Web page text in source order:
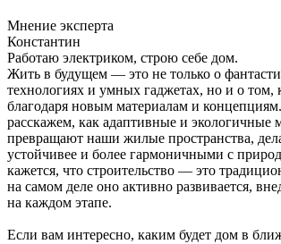
Мнение эксперта
Константин
Работаю электриком, строю себе дом.
Жить в будущем — это не только о
технологиях и умных гаджетах, но и о том,
благодаря новым материалам и
расскажем, как адаптивные и экологичные
превращают наши жилые пространства,
устойчивее и более гармоничными с
кажется, что строительство — это
на самом деле оно активно развивается,
на каждом этапе.
Если вам интересно, каким будет дом в